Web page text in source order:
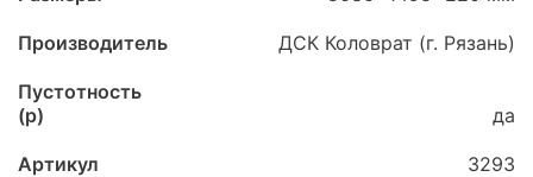
Производитель ДСК Коловрат (г. Рязань)
Пустотность
(p)
да
Артикул 3293